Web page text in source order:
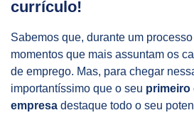
currículo!
Sabemos que, durante um
momentos que mais assuntam os
de emprego. Mas, para chegar
importantíssimo que o seu primeiro
empresa destaque todo o seu